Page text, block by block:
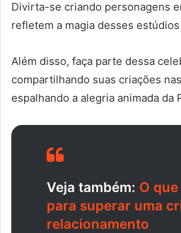
Divirta-se criando personagens
refletem a magia desses
Além disso, faça parte dessa
compartilhando suas criações
espalhando a alegria animada da
Veja também: O
para superar uma
relacionamento